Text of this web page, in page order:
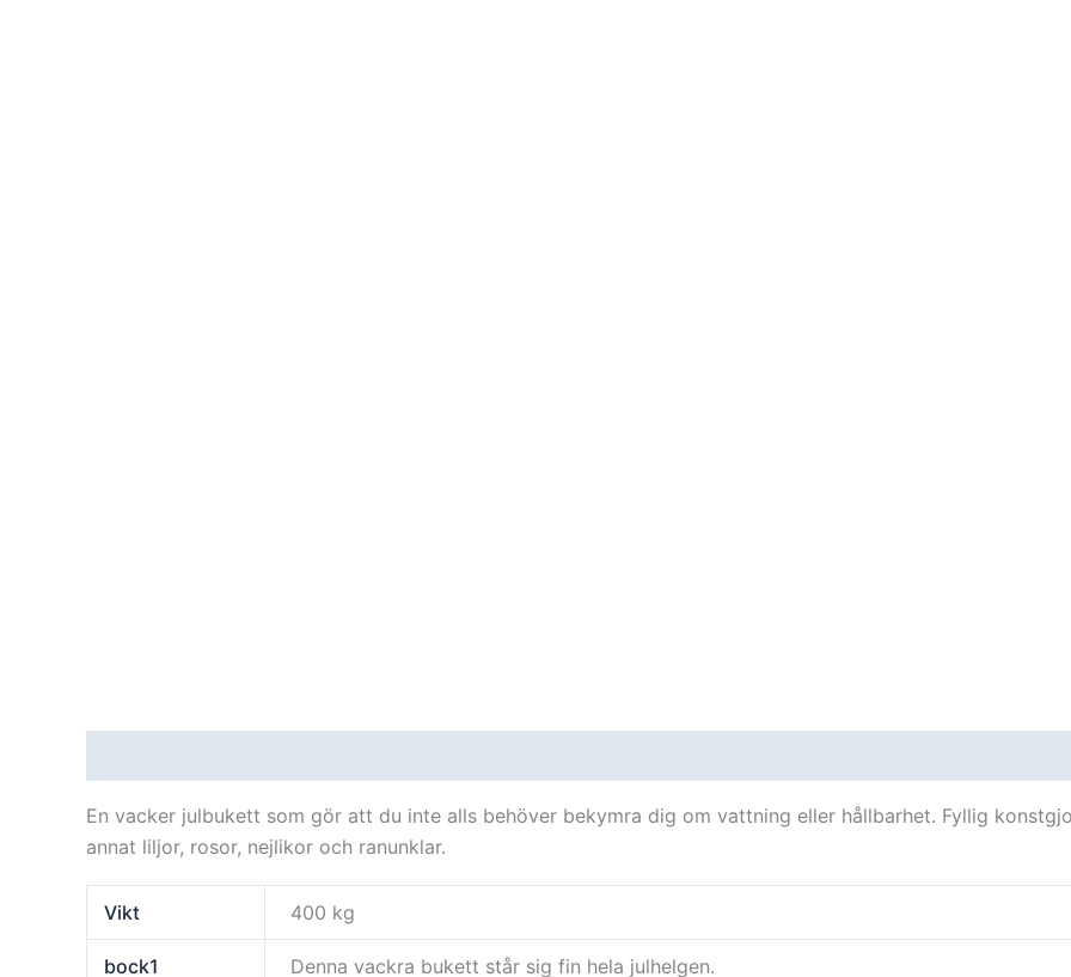
En vacker julbukett som gör att du inte alls behöver bekymra dig om vattning eller hållbarhet. Fyllig
annat liljor, rosor, nejlikor och ranunklar.
Vikt 400 kg
bock1 Denna vackra bukett står sig fin hela julhelgen.